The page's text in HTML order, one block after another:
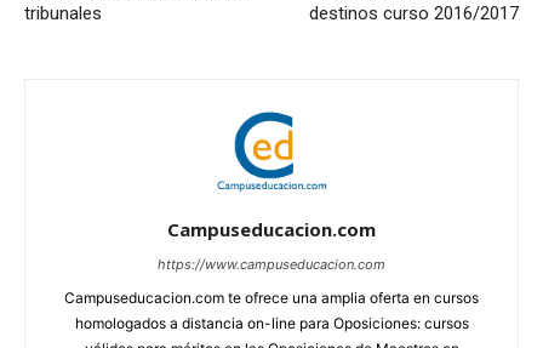
tribunales
destinos curso 2016/2017
Campuseducacion.com
https://www.campuseducacion.com
Campuseducacion.com te ofrece una amplia oferta en cursos
homologados a distancia on-line para Oposiciones: cursos